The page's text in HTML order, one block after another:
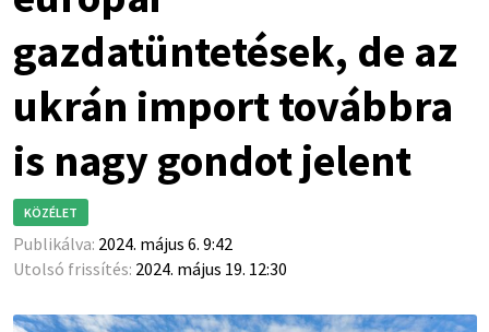
gazdatüntetések, de az
ukrán import továbbra
is nagy gondot jelent
KÖZÉLET
Publikálva: 2024. május 6. 9:42
Utolsó frissítés: 2024. május 19. 12:30